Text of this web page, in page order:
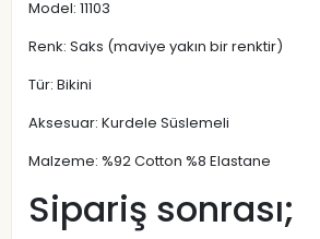
Model: 11103
Renk: Saks (maviye yakın bir renktir)
Tür: Bikini
Aksesuar: Kurdele Süslemeli
Malzeme: %92 Cotton %8 Elastane
Sipariş sonrası;